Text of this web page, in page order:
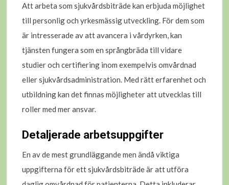
Att arbeta som sjukvårdsbiträde kan erbjuda möjlighet
till personlig och yrkesmässig utveckling. För dem som
är intresserade av att avancera i vårdyrken, kan
tjänsten fungera som en språngbräda till vidare
studier och certifiering inom exempelvis omvårdnad
eller sjukvårdsadministration. Med rätt erfarenhet och
utbildning kan det finnas möjligheter att utvecklas till
roller med mer ansvar.
Detaljerade arbetsuppgifter
En av de mest grundläggande men ändå viktiga
uppgifterna för ett sjukvårdsbiträde är att utföra